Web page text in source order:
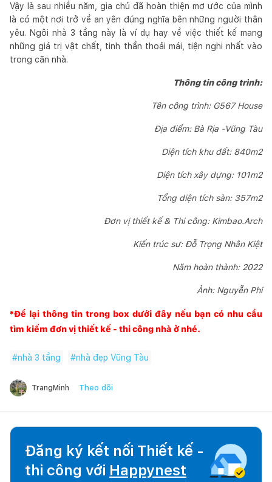
Vậy là sau nhiều năm, gia chủ đã hoàn thiện mơ ước của mình
là có một nơi trở về an yên đúng nghĩa bên những người thân
yêu. Ngôi nhà 3 tầng này là ví dụ hay về việc thiết kế mang
những giá trị vật chất, tinh thần thoải mái, tiện nghi nhất vào
trong căn nhà.
Thông tin công trình:
Tên công trình: G567 House
Địa điểm: Bà Rịa -Vũng Tàu
Diện tích khu đất: 840m2
Diện tích xây dựng: 101m2
Tổng diện tích sàn: 357m2
Đơn vị thiết kế & Thi công: Kimbao.Arch
Kiến trúc sư: Đỗ Trọng Nhân Kiệt
Năm hoàn thành: 2022
Ảnh: Nguyễn Phi
*Để lại thông tin trong box dưới đây nếu bạn có nhu cầu
tìm kiếm đơn vị thiết kế - thi công nhà ở nhé.
#nhà 3 tầng #nhà đẹp Vũng Tàu
TrangMinh Theo dõi
Đăng ký kết nối Thiết kế -
thi công với Happynest